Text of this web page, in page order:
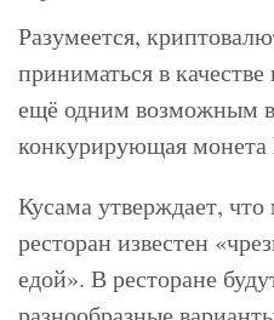
Разумеется,
приниматься в
ещё одним возможным
конкурирующая монета
Кусама утверждает,
ресторан известен
едой». В ресторане